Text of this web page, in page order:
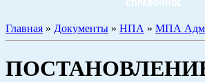
СПРАВОЧНОЕ
Главная » Документы » НПА » МПА
ПОСТАНОВЛЕНИЕ